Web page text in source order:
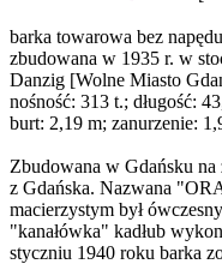
barka towarowa bez
zbudowana w 1935 r. w
Danzig [Wolne Miasto
nośność: 313 t.; długość:
burt: 2,19 m; zanurzenie:
Zbudowana w Gdańsku
z Gdańska. Nazwana
macierzystym był
"kanałówka" kadłub
styczniu 1940 roku barka